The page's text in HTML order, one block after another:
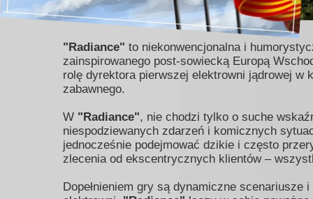
"Radiance" to niekonwencjonalna i
zainspirowanego post-sowiecką Europą
rolę dyrektora pierwszej elektrowni jądrowej
zabawnego.
W "Radiance", nie chodzi tylko o suche
niespodziewanych zdarzeń i komicznych
jednocześnie podejmować dzikie i często
zlecenia od ekscentrycznych klientów –
Dopełnieniem gry są dynamiczne scenariusze